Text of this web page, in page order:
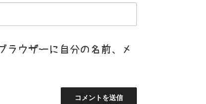
ラウザーに自分の名前、メ